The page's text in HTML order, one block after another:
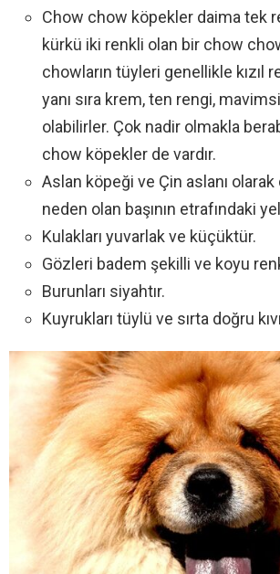
Chow chow köpekler daima tek
kürkü iki renkli olan bir chow
chowların tüyleri genellikle kızıl
yanı sıra krem, ten rengi,
olabilirler. Çok nadir olmakla
chow köpekler de vardır.
Aslan köpeği ve Çin aslanı olarak
neden olan başının etrafındaki
Kulakları yuvarlak ve küçüktür.
Gözleri badem şekilli ve koyu
Burunları siyahtır.
Kuyrukları tüylü ve sırta doğru